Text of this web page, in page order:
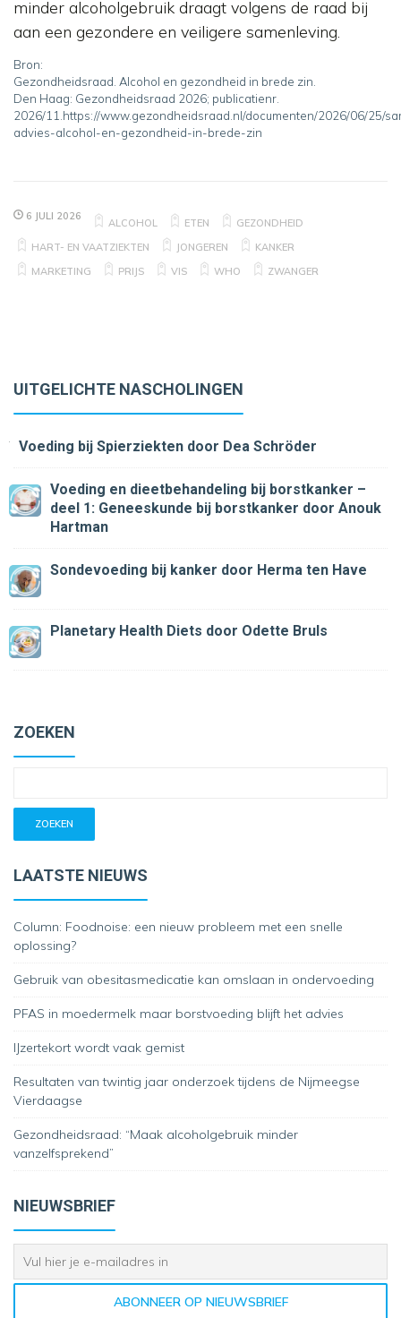
minder alcoholgebruik draagt volgens de raad bij
aan een gezondere en veiligere samenleving.
Bron:
Gezondheidsraad. Alcohol en gezondheid in brede zin.
Den Haag: Gezondheidsraad 2026; publicatienr.
2026/11. https://www.gezondheidsraad.nl/documenten/2026/06/25/
advies-alcohol-en-gezondheid-in-brede-zin
6 JULI 2026
ALCOHOL ETEN
GEZONDHEID
HART- EN VAATZIEKTEN
JONGEREN
KANKER
MARKETING
PRIJS VIS WHO ZWANGER
UITGELICHTE NASCHOLINGEN
Voeding bij Spierziekten door Dea Schröder
Voeding en dieetbehandeling bij borstkanker –
deel 1: Geneeskunde bij borstkanker door Anouk
Hartman
Sondevoeding bij kanker door Herma ten Have
Planetary Health Diets door Odette Bruls
ZOEKEN
LAATSTE NIEUWS
Column: Foodnoise: een nieuw probleem met een snelle
oplossing?
Gebruik van obesitasmedicatie kan omslaan in ondervoeding
PFAS in moedermelk maar borstvoeding blijft het advies
IJzertekort wordt vaak gemist
Resultaten van twintig jaar onderzoek tijdens de Nijmeegse
Vierdaagse
Gezondheidsraad: “Maak alcoholgebruik minder
vanzelfsprekend”
NIEUWSBRIEF